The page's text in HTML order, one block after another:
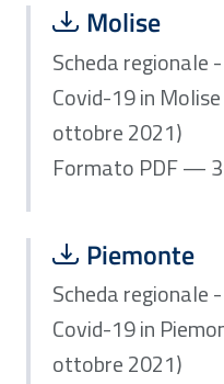
Scarica file:
Molise
Formato PDF
Scheda regionale
Covid-19 in
ottobre 2021)
Formato PDF —
Scarica file:
Piemonte
Formato PDF
Scheda regionale
Covid-19 in
ottobre 2021)